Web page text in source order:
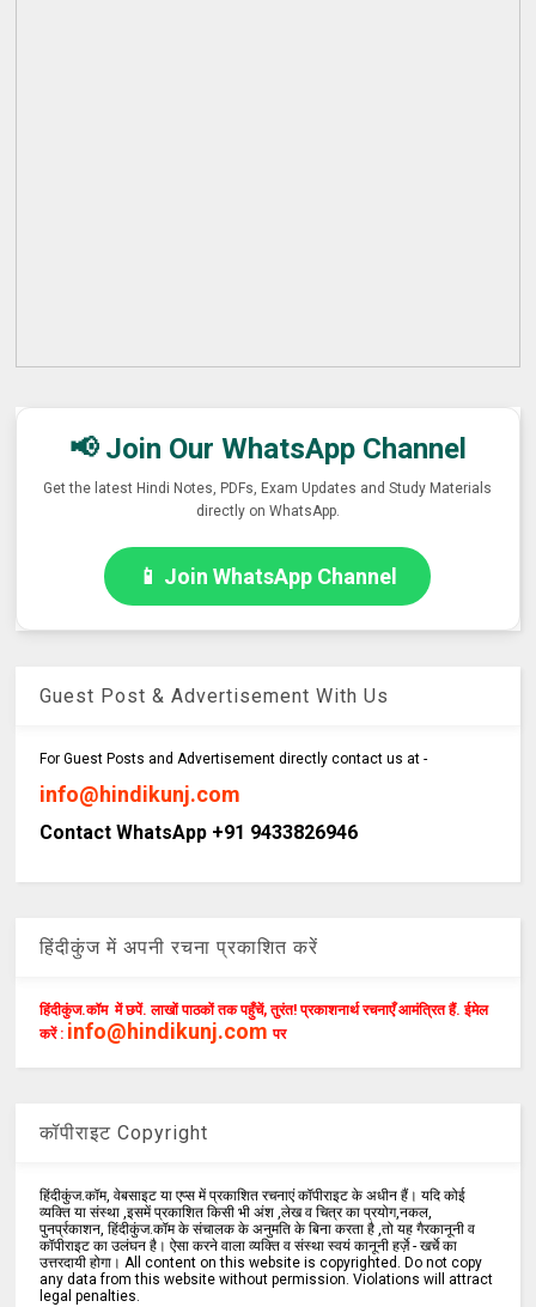
📢 Join Our WhatsApp Channel
Get the latest Hindi Notes, PDFs, Exam Updates and Study Materials
directly on WhatsApp.
📱 Join WhatsApp Channel
Guest Post & Advertisement With Us
For Guest Posts and Advertisement directly contact us at -
info@hindikunj.com
Contact WhatsApp +91 9433826946
हिंदीकुंज में अपनी रचना प्रकाशित करें
हिंदीकुंज.कॉम में छपें. लाखों पाठकों तक पहुँचें, तुरंत! प्रकाशनार्थ रचनाएँ आमंत्रित हैं. ईमेल
करें : info@hindikunj.com पर
कॉपीराइट Copyright
हिंदीकुंज.कॉम, वेबसाइट या एप्स में प्रकाशित रचनाएं कॉपीराइट के अधीन हैं। यदि कोई
व्यक्ति या संस्था ,इसमें प्रकाशित किसी भी अंश ,लेख व चित्र का प्रयोग,नकल,
पुनर्प्रकाशन, हिंदीकुंज.कॉम के संचालक के अनुमति के बिना करता है ,तो यह गैरकानूनी व
कॉपीराइट का उलंघन है। ऐसा करने वाला व्यक्ति व संस्था स्वयं कानूनी हर्ज़े - खर्चे का
उत्तरदायी होगा। All content on this website is copyrighted. Do not copy
any data from this website without permission. Violations will attract
legal penalties.